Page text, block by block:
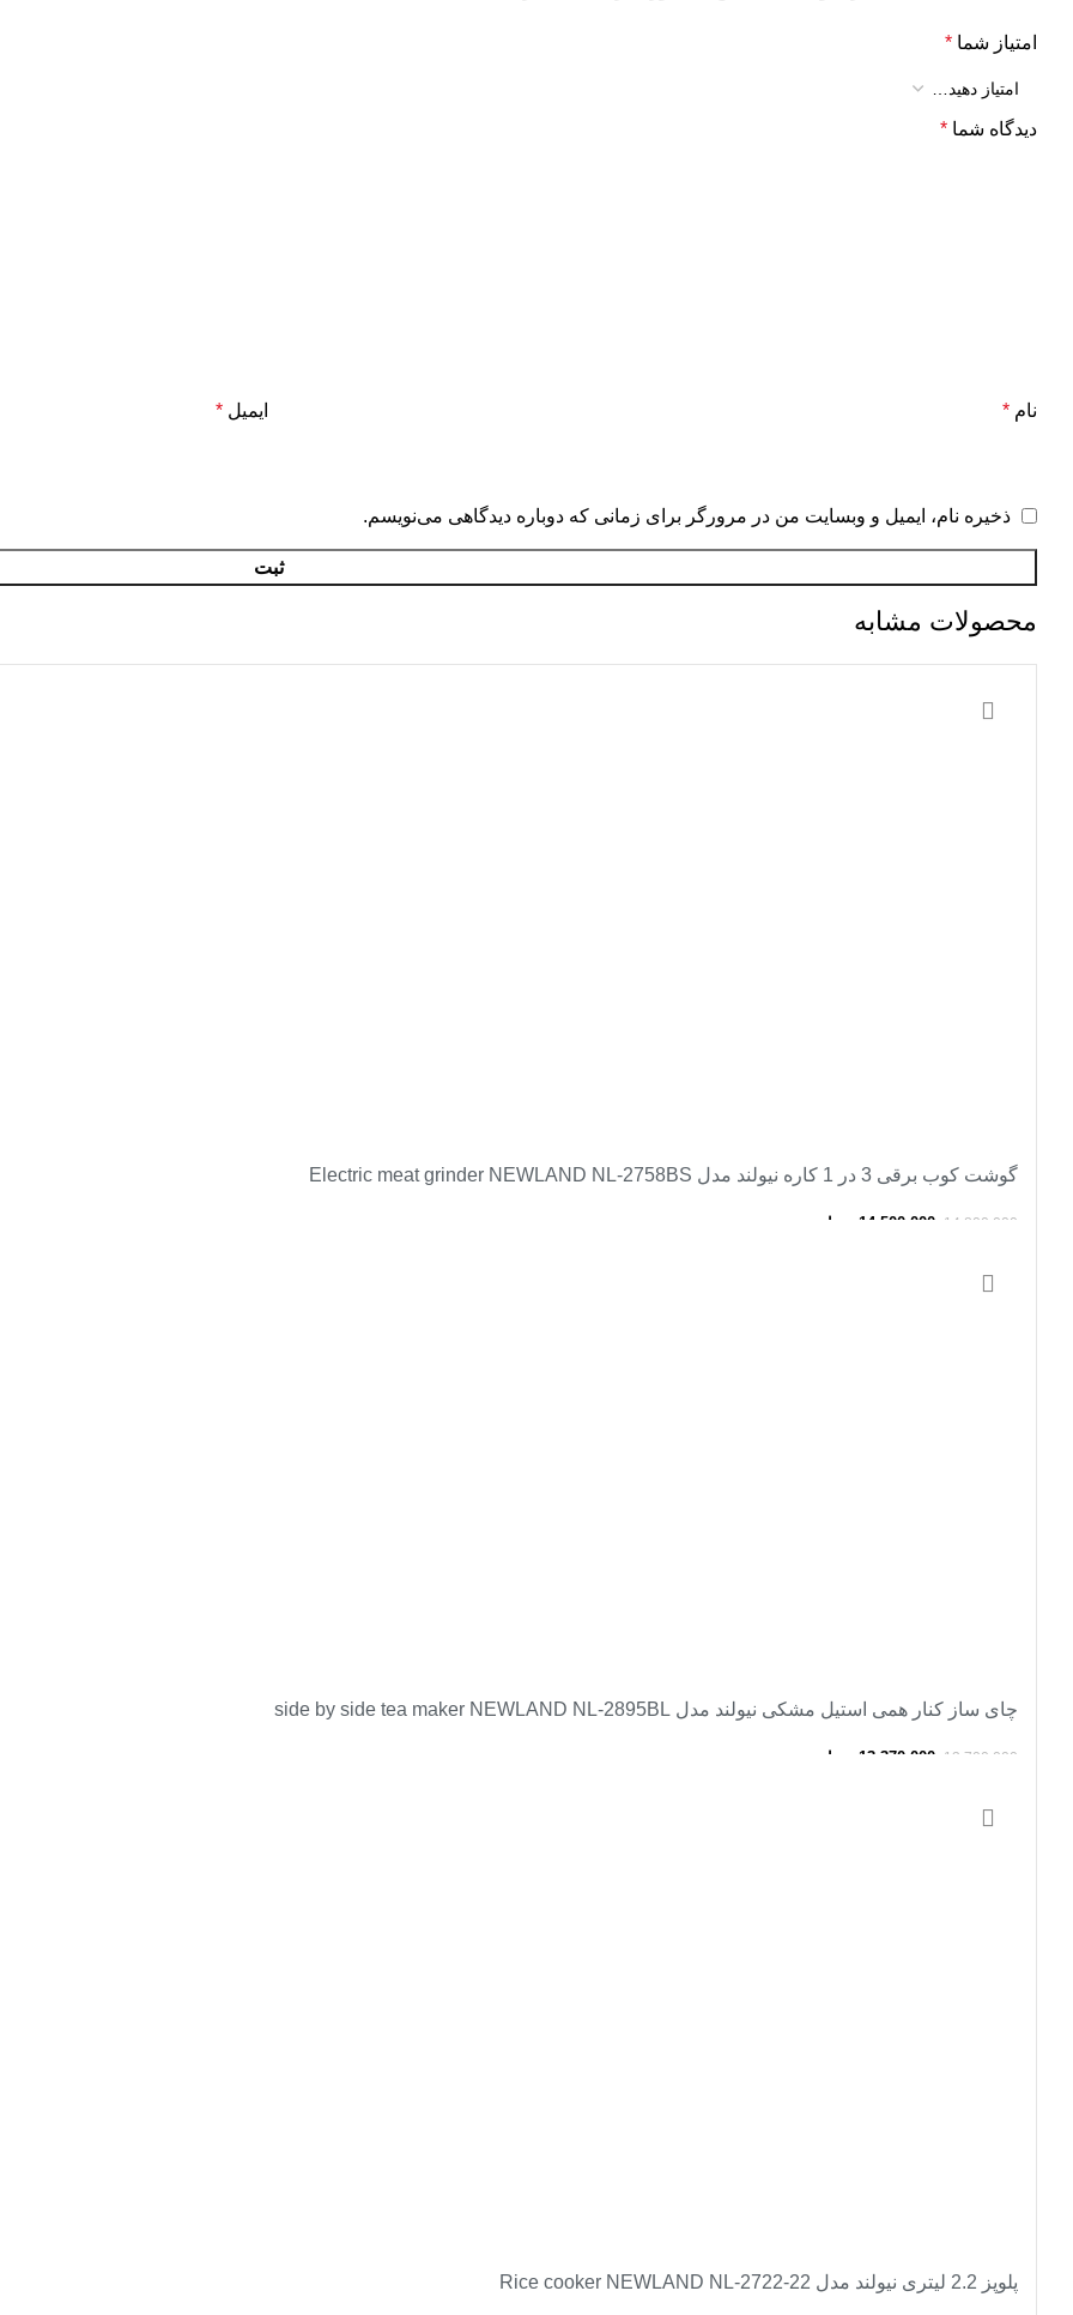
امتیاز شما *
دیدگاه شما *
نام * ایمیل *
ذخیره نام، ایمیل و وبسایت من در مرورگر برای زمانی که دوباره دیدگاهی می‌نویسم.
محصولات مشابه
-2%
گوشت کوب برقی 3 در 1 کاره نیولند مدل Electric meat grinder NEWLAND NL-2758BS
14,800,000
14,500,000 تومان
-2%
چای ساز کنار همی استیل مشکی نیولند مدل side by side tea maker NEWLAND NL-2895BL
13,700,000
13,370,000 تومان
-2%
پلوپز 2.2 لیتری نیولند مدل Rice cooker NEWLAND NL-2722-22